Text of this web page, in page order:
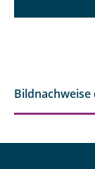
Bildnachweise